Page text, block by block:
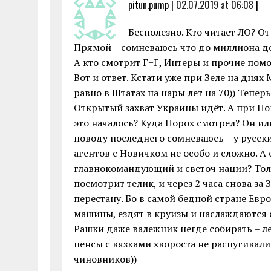
pitun.pump | 02.07.2019 at 06:08 |
Бесполезно. Кто читает ЛО?
Прямой – сомневаюсь что до миллиона
А кто смотрит Г+Г, Интеры и прочие
Вот и ответ. Кстати уже при Зеле на
равно в Штатах на нары лет на 70))
Открытый захват Украины идёт. А при
это началось? Куда Порох смотрел? Он
поводу последнего сомневаюсь – у
агентов с Новичком не особо и сложно.
главнокомандующий и светоч нации?
посмотрит телик, и через 2 часа снова
перестану. Бо в самой бедной стране
машины, ездят в круизы и наслаждаются
Рашки даже валежник негде собирать –
пенсы с вязками хвороста не
чиновников))